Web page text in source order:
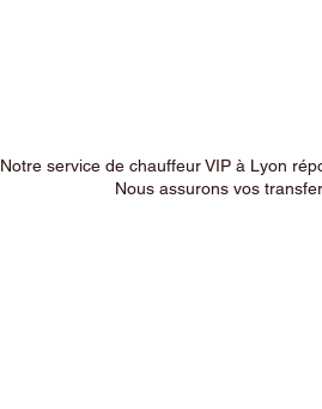
Notre service de chauffeur VIP à Lyon
Nous assurons vos